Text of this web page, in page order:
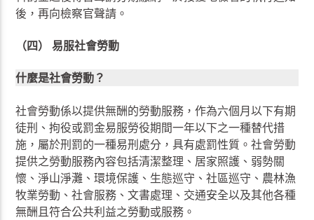
後，再向檢察官聲請。
（四） 易服社會勞動
什麼是社會勞動？
社會勞動係以提供無酬的勞動服務，作為六個月以下有期
徒刑、拘役或罰金易服勞役期間一年以下之一種替代措
施，屬於刑罰的一種易刑處分，具有處罰性質。社會勞動
提供之勞動服務內容包括清潔整理、居家照護、弱勢關
懷、淨山淨灘、環境保護、生態巡守、社區巡守、農林漁
牧業勞動、社會服務、文書處理、交通安全以及其他各種
無酬且符合公共利益之勞動或服務。